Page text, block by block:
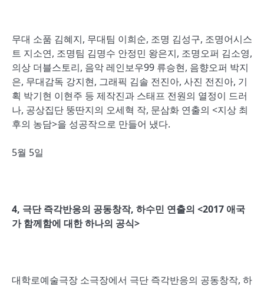
무대 소품 김혜지, 무대팀 이희순, 조명 김성구, 조명어시스
트 지소연, 조명팀 김명수 안정민 왕은지, 조명오퍼 김소영,
의상 더블스토리, 음악 레인보우99 류승현, 음향오퍼 박지
은, 무대감독 강지현, 그래픽 김솔 전진아, 사진 전진아, 기
획 박기현 이현주 등 제작진과 스태프 전원의 열정이 드러
나, 공상집단 뚱딴지의 오세혁 작, 문삼화 연출의 <지상 최
후의 농담>을 성공작으로 만들어 냈다.
5월 5일
4, 극단 즉각반응의 공동창작, 하수민 연출의 <2017 애국
가 함께함에 대한 하나의 공식>
대학로예술극장 소극장에서 극단 즉각반응의 공동창작, 하